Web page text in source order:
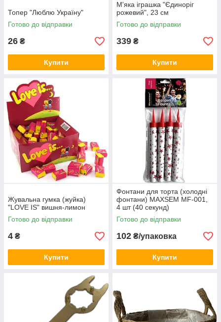
Топер "Люблю Україну"
Готово до відправки
26 ₴
Купити
М'яка іграшка "Єдиноріг
рожевий", 23 см
Готово до відправки
339 ₴
Купити
Жувальна гумка (жуйка)
"LOVE IS" вишня-лимон
Готово до відправки
4 ₴
Купити
Фонтани для торта (холодні
фонтани) MAXSEM MF-001,
4 шт (40 секунд)
Готово до відправки
102 ₴/упаковка
Купити